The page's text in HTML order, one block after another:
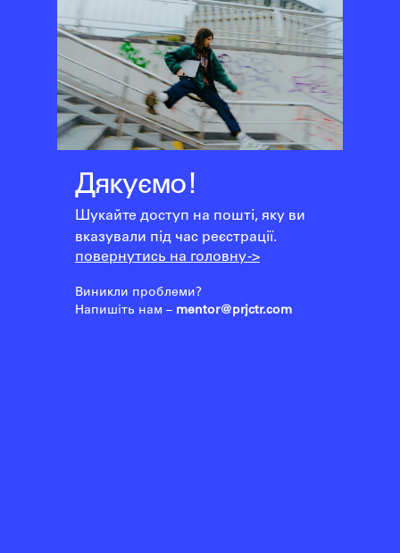
Дякуємо!
Шукайте доступ на пошті, яку ви
вказували під час реєстрації.
повернутись на головну ->
Виникли проблеми?
Напишіть нам – mentor@prjctr.com